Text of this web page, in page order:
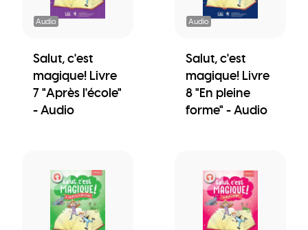
Audio
Salut, c'est
magique! Livre
7 "Après l'école"
- Audio
Audio
Salut, c'est
magique! Livre
8 "En pleine
forme" - Audio